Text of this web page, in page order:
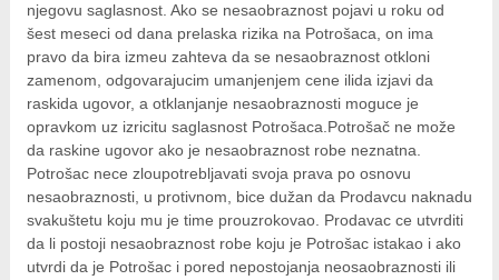
njegovu saglasnost. Ako se nesaobraznost pojavi u roku od
šest meseci od dana prelaska rizika na Potrošaca, on ima
pravo da bira izmeu zahteva da se nesaobraznost otkloni
zamenom, odgovarajucim umanjenjem cene ilida izjavi da
raskida ugovor, a otklanjanje nesaobraznosti moguce je
opravkom uz izricitu saglasnost Potrošaca.Potrošač ne može
da raskine ugovor ako je nesaobraznost robe neznatna.
Potrošac nece zloupotrebljavati svoja prava po osnovu
nesaobraznosti, u protivnom, bice dužan da Prodavcu naknadu
svakuštetu koju mu je time prouzrokovao. Prodavac ce utvrditi
da li postoji nesaobraznost robe koju je Potrošac istakao i ako
utvrdi da je Potrošac i pored nepostojanja neosaobraznosti ili